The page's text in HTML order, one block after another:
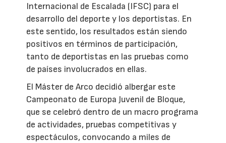
Internacional de Escalada (IFSC) para el
desarrollo del deporte y los deportistas. En
este sentido, los resultados están siendo
positivos en términos de participación,
tanto de deportistas en las pruebas como
de países involucrados en ellas.
El Máster de Arco decidió albergar este
Campeonato de Europa Juvenil de Bloque,
que se celebró dentro de un macro programa
de actividades, pruebas competitivas y
espectáculos, convocando a miles de